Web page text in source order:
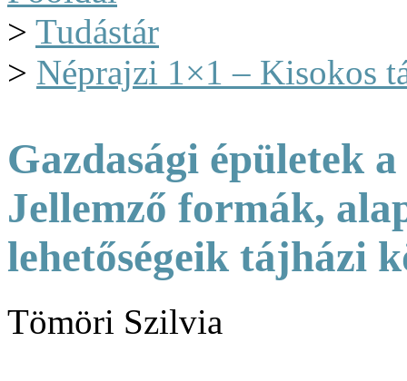
> Tudástár
> Néprajzi 1×1 – Kisokos
Gazdasági épületek
Jellemző formák,
lehetőségeik tájházi
Tömöri Szilvia